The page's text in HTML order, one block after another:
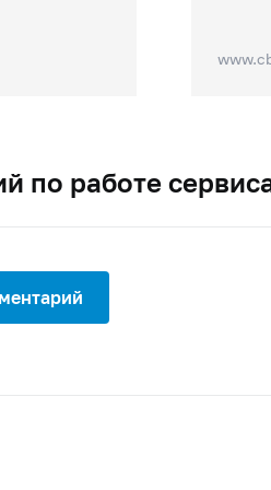
по работе